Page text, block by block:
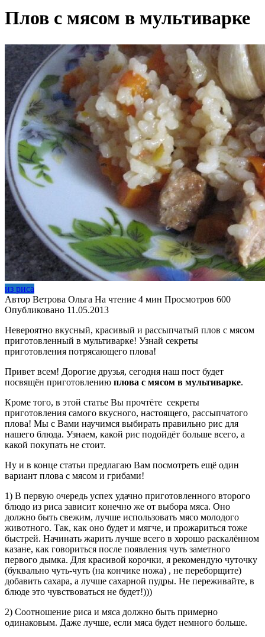
Плов с мясом в мультиварке
из риса
Автор Ветрова Ольга На чтение 4 мин Просмотров 600
Опубликовано 11.05.2013
Невероятно вкусный, красивый и рассыпчатый плов с мясом
приготовленный в мультиварке! Узнай секреты
приготовления потрясающего плова!
Привет всем! Дорогие друзья, сегодня наш пост будет
посвящён приготовлению плова с мясом в мультиварке.
Кроме того, в этой статье Вы прочтёте секреты
приготовления самого вкусного, настоящего, рассыпчатого
плова! Мы с Вами научимся выбирать правильно рис для
нашего блюда. Узнаем, какой рис подойдёт больше всего, а
какой покупать не стоит.
Ну и в конце статьи предлагаю Вам посмотреть ещё один
вариант плова с мясом и грибами!
1) В первую очередь успех удачно приготовленного второго
блюдо из риса зависит конечно же от выбора мяса. Оно
должно быть свежим, лучше использовать мясо молодого
животного. Так, как оно будет и мягче, и прожариться тоже
быстрей. Начинать жарить лучше всего в хорошо раскалённом
казане, как говориться после появления чуть заметного
первого дымка. Для красивой корочки, я рекомендую чуточку
(буквально чуть-чуть (на кончике ножа) , не переборщите)
добавить сахара, а лучше сахарной пудры. Не переживайте, в
блюде это чувствоваться не будет!)))
2) Соотношение риса и мяса должно быть примерно
одинаковым. Даже лучше, если мяса будет немного больше.